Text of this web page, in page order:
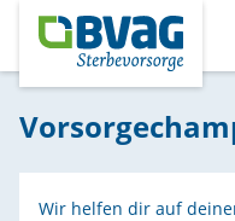
Wir helfen dir auf